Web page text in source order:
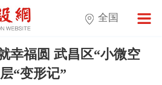
全国
幸福圆 武昌区“小微空
“变形记”